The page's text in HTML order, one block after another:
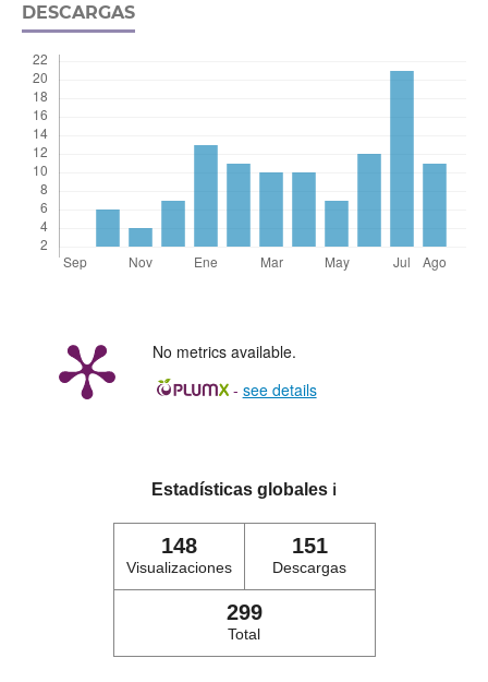
DESCARGAS
No metrics available.
- see details
Estadísticas globales ℹ️
148
Visualizaciones
151
Descargas
299
Total